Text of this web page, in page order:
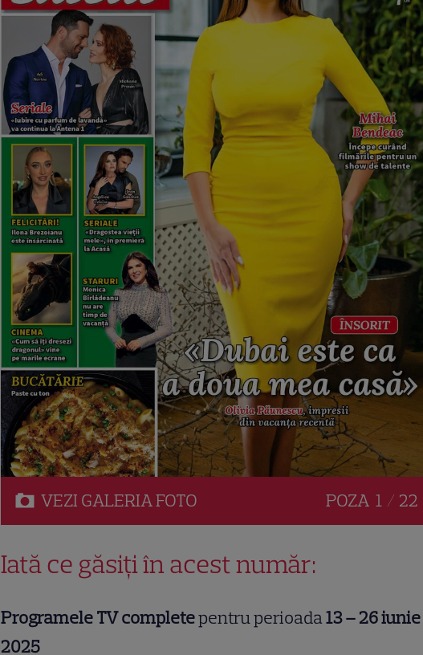
VEZI GALERIAFOTO POZA 1 / 22
Iată ce găsiți în acest număr:
Programele TV completepentru perioada13 – 26 iunie
2025